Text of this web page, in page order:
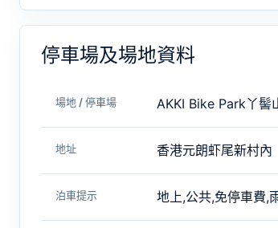
停車場及場地資料
場地 / 停車場 AKKI Bike Park丫髻
地址 香港元朗虾尾新村內
泊車提示 地上,公共,免停車費,